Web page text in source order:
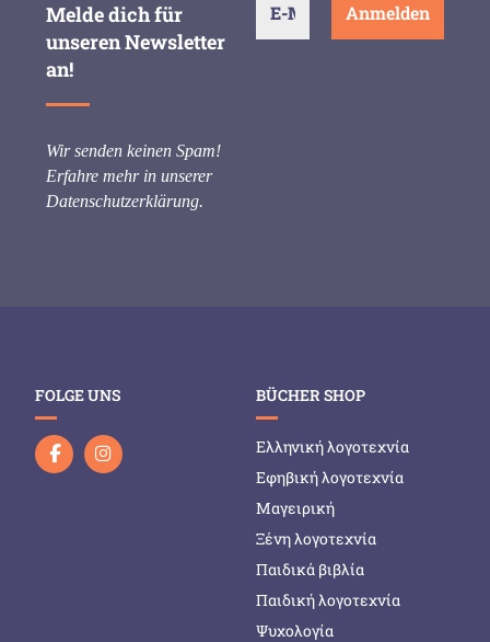
Melde dich für
unseren Newsletter
an!
Wir senden keinen Spam!
Erfahre mehr in unserer
Datenschutzerklärung.
FOLGE UNS BÜCHER SHOP
Ελληνική λογοτεχνία
Εφηβική λογοτεχνία
Μαγειρική
Ξένη λογοτεχνία
Παιδικά βιβλία
Παιδική λογοτεχνία
Ψυχολογία